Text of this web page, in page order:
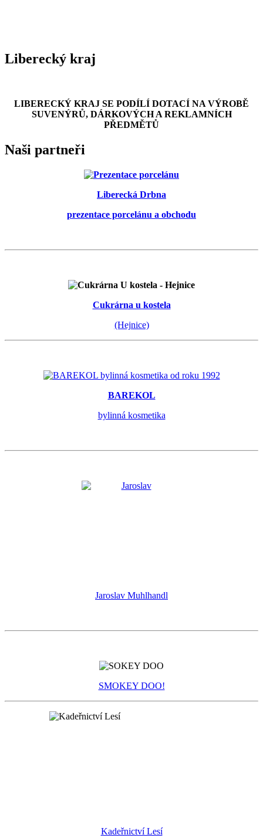
Liberecký kraj
LIBERECKÝ KRAJ SE PODÍLÍ DOTACÍ NA VÝROBĚ
SUVENÝRŮ, DÁRKOVÝCH A REKLAMNÍCH
PŘEDMĚTŮ
Naši partneři
Liberecká Drbna
prezentace porcelánu a obchodu
Cukrárna u kostela
(Hejnice)
BAREKOL
bylinná kosmetika
Jaroslav Muhlhandl
SMOKEY DOO!
Kadeřnictví Lesí